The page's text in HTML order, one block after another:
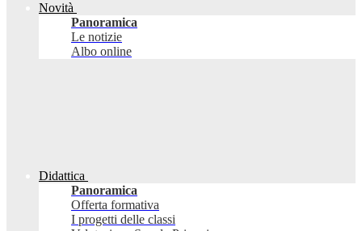
Novità
Panoramica
Le notizie
Albo online
Didattica
Panoramica
Offerta formativa
I progetti delle classi